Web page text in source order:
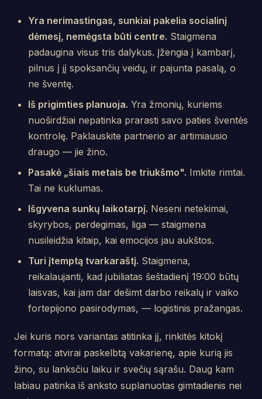
Yra nerimastingas, sunkiai pakelia socialinį
dėmesį, nemėgsta būti centre. Staigmena
padaugina visus tris dalykus. Įžengia į kambarį,
pilnus į jį spoksančių veidų, ir pajunta pasalą, o
ne šventę.
Iš prigimties planuoja. Yra žmonių, kuriems
nuoširdžiai nepatinka prarasti savo paties šventės
kontrolę. Paklauskite partnerio ar artimiausio
draugo — jie žino.
Pasakė „šiais metais be triukšmo". Imkite rimtai.
Tai ne kuklumas.
Išgyvena sunkų laikotarpį. Neseni netekimai,
skyrybos, perdegimas, liga — staigmena
nusileidžia kitaip, kai emocijos jau aukštos.
Turi įtemptą tvarkaraštį. Staigmena,
reikalaujanti, kad jubiliatas šeštadienį 19:00 būtų
laisvas, kai jam dar dešimt darbo reikalų ir vaiko
fortepijono pasirodymas, — logistinis pražangas.
Jei kuris nors variantas atitinka jį, rinkitės kitokį
formatą: atvirai paskelbtą vakarienę, apie kurią jis
žino, su lanksčiu laiku ir svečių sąrašu. Daug kam
labiau patinka iš anksto suplanuotas gimtadienis nei